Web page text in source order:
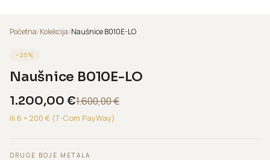
Početna/Kolekcija/Naušnice B010E-LO
−25%
Naušnice B010E-LO
1.200,00 €1.600,00€
ili 6 × 200 € (T-Com PayWay)
DRUGE BOJE METALA